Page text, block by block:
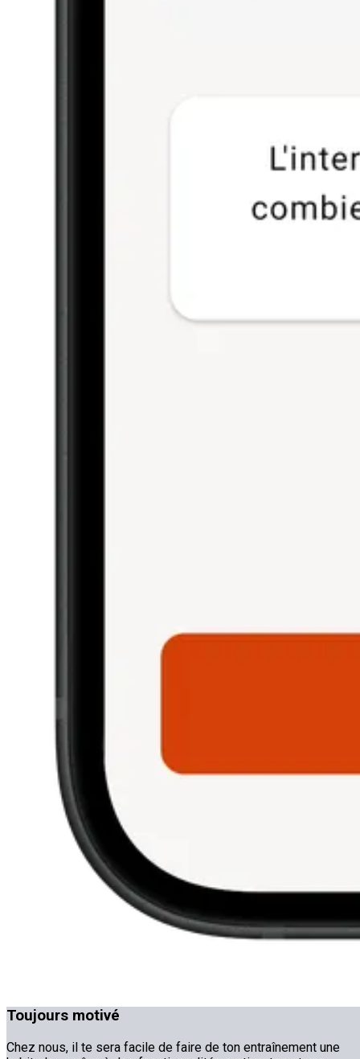
Toujours motivé
Chez nous, il te sera facile de faire de ton entraînement une